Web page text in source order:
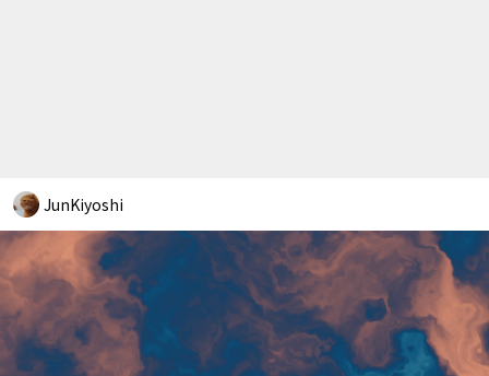
JunKiyoshi